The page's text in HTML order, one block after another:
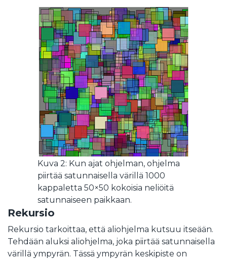
Kuva 2: Kun ajat ohjelman, ohjelma
piirtää satunnaisella värillä 1000
kappaletta 50×50 kokoisia neliöitä
satunnaiseen paikkaan.
Rekursio
Rekursio tarkoittaa, että aliohjelma kutsuu itseään.
Tehdään aluksi aliohjelma, joka piirtää satunnaisella
värillä ympyrän. Tässä ympyrän keskipiste on